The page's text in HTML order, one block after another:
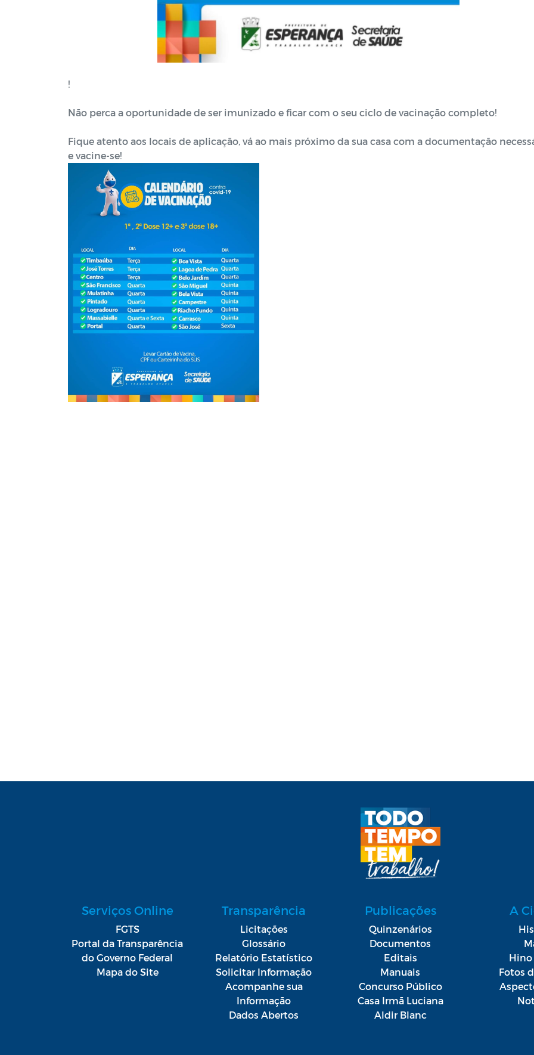
!
Não perca a oportunidade de ser imunizado e ficar com o seu ciclo de vacinação completo!
Fique atento aos locais de aplicação, vá ao mais próximo da sua casa com a documentação
e vacine-se!
Serviços Online
FGTS
Portal da Transparência
do Governo Federal
Mapa do Site
Transparência
Licitações
Glossário
Relatório Estatístico
Solicitar Informação
Acompanhe sua
Informação
Dados Abertos
Publicações
Quinzenários
Documentos
Editais
Manuais
Concurso Público
Casa Irmã Luciana
Aldir Blanc
A
Fotos